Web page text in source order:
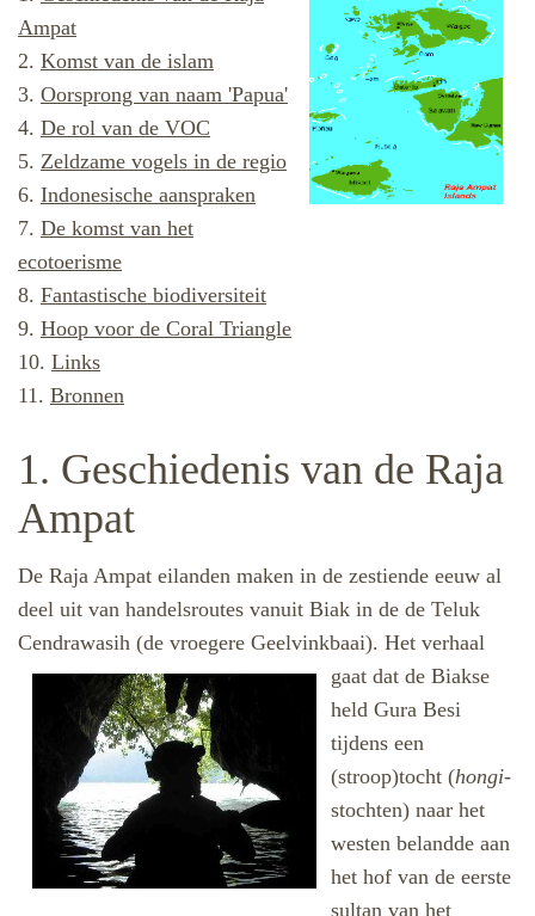
Ampat
2. Komst van de islam
3. Oorsprong van naam 'Papua'
4. De rol van de VOC
5. Zeldzame vogels in de regio
6. Indonesische aanspraken
7. De komst van het
ecotoerisme
8. Fantastische biodiversiteit
9. Hoop voor de Coral Triangle
10. Links
11. Bronnen
1. Geschiedenis van de Raja
Ampat
De Raja Ampat eilanden maken in de zestiende eeuw al
deel uit van handelsroutes vanuit Biak in de de Teluk
Cendrawasih (de vroegere Geelvinkbaai). Het verhaal
gaat dat de Biakse
held Gura Besi
tijdens een
(stroop)tocht (hongi-
stochten) naar het
westen belandde aan
het hof van de eerste
sultan van het